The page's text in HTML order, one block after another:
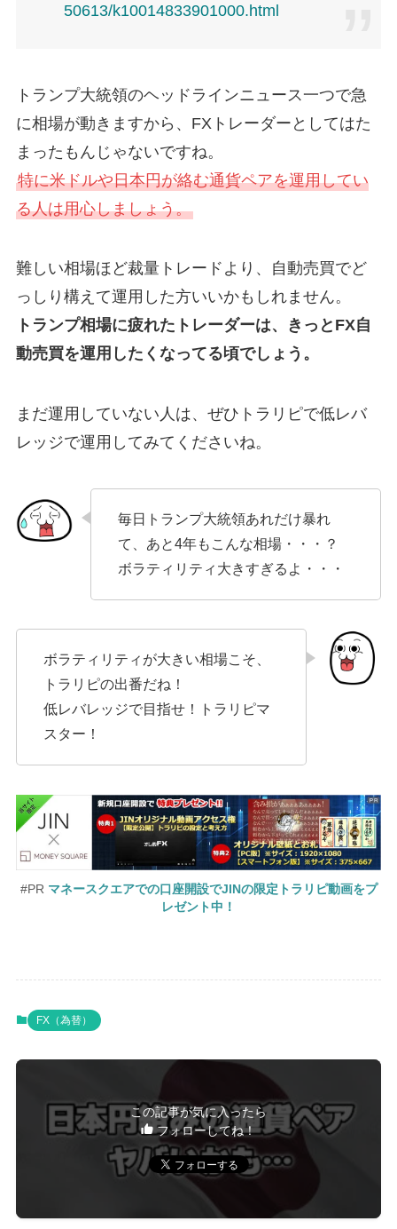
50613/k10014833901000.html
トランプ大統領のヘッドラインニュース一つで急
に相場が動きますから、FXトレーダーとしてはた
まったもんじゃないですね。
特に米ドルや日本円が絡む通貨ペアを運用してい
る人は用心しましょう。
難しい相場ほど裁量トレードより、自動売買でど
っしり構えて運用した方いいかもしれません。
トランプ相場に疲れたトレーダーは、きっとFX自
動売買を運用したくなってる頃でしょう。
まだ運用していない人は、ぜひトラリピで低レバ
レッジで運用してみてくださいね。
毎日トランプ大統領あれだけ暴れ
て、あと4年もこんな相場・・・？
ボラティリティ大きすぎるよ・・・
ボラティリティが大きい相場こそ、
トラリピの出番だね！
低レバレッジで目指せ！トラリピマ
スター！
#PR マネースクエアでの口座開設でJINの限定トラリピ動画をプ
レゼント中！
FX（為替）
この記事が気に入ったら
フォローしてね！